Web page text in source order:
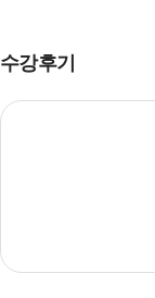
수강후기